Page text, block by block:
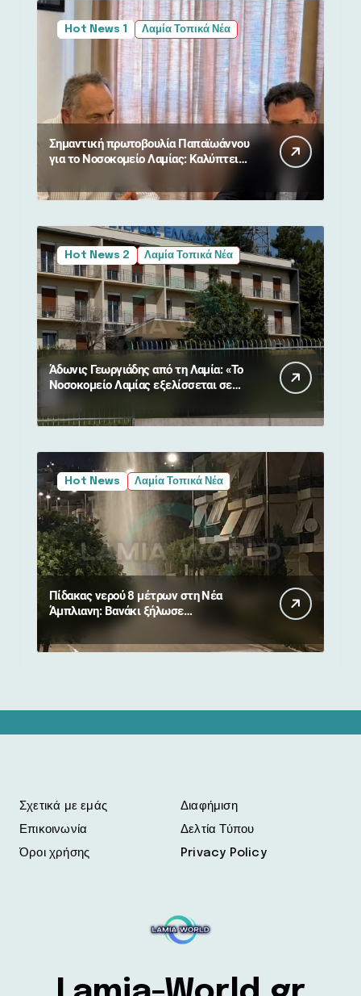
Hot News 1 Λαμία Τοπικά Νέα
Σημαντική πρωτοβουλία Παπαϊωάννου
για το Νοσοκομείο Λαμίας: Καλύπτει
χρόνια
Hot News 2 Λαμία Τοπικά Νέα
Άδωνις Γεωργιάδης από τη Λαμία: «Το
Νοσοκομείο Λαμίας εξελίσσεται σε
Hot News Λαμία Τοπικά Νέα
Πίδακας νερού 8 μέτρων στη Νέα
Άμπλιανη: Βανάκι ξήλωσε
πυροσβεστικό κρουνό
Σχετικά με εμάς
Επικοινωνία
Όροι χρήσης
Διαφήμιση
Δελτία Τύπου
Privacy Policy